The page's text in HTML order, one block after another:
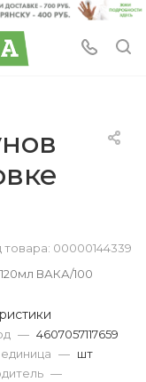
товара: 00000144339
ВАКА/100
— 4607057117659
— шт
—